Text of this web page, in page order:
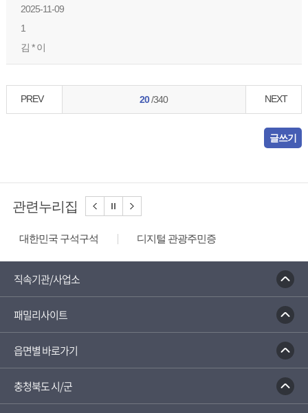
2025-11-09
1
김 * 이
PREV 20/340 NEXT
글쓰기
관련누리집
대한민국 구석구석
디지털 관광주민증
문화체육관광부
괴산장터
직속기관/사업소
패밀리사이트
읍면별 바로가기
충청북도 시/군